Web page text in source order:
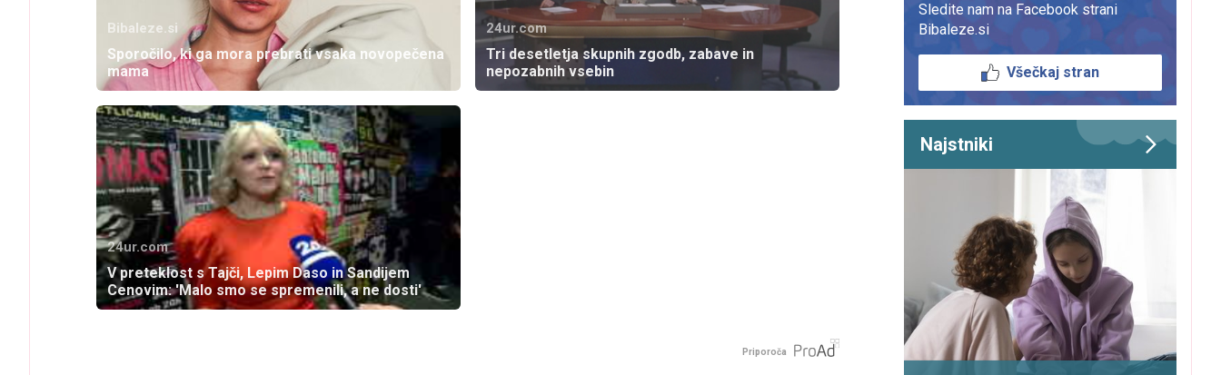
Bibaleze.si
Sporočilo, ki ga mora prebrati vsaka novopečena
mama
24ur.com
Tri desetletja skupnih zgodb, zabave in
nepozabnih vsebin
24ur.com
V preteklost s Tajči, Lepim Daso in Sandijem
Cenovim: 'Malo smo se spremenili, a ne dosti'
Priporoča
Sledite nam na Facebook strani
Bibaleze.si
Všečkaj stran
Najstniki